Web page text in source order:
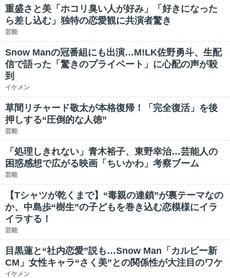
重盛さと美「ホコリ臭い人が好み」「好きになった
ら差し込む」独特の恋愛観に共演者驚き
芸能
Snow Manの冠番組にも出演…M!LK佐野勇斗、生配
信で語った「驚きのプライベート」に心配の声が殺
到
イケメン
草間リチャード敬太が本格復帰！「完全復活」を後
押しする“圧倒的な人徳”
芸能
「処理しきれない」青木裕子、東野幸治…芸能人の
困惑感想で広がる映画「ちいかわ」考察ブーム
芸能
【Tシャツが乾くまで】“毒親の連鎖”が裏テーマなの
か、中島歩“樹生”の子どもを巻き込む恋模様にイラ
イラする！
芸能
目黒蓮と“社内恋愛”説も…Snow Man「カルビー新
CM」女性キャラ“さく美”との関係性が大注目のワケ
イケメン